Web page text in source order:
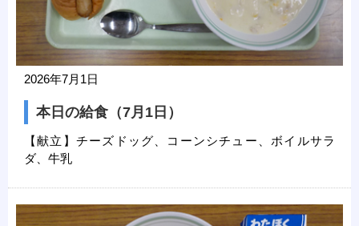
2026年7月1日
本日の給食（7月1日）
【献立】チーズドッグ、コーンシチュー、ボイルサラ
ダ、牛乳